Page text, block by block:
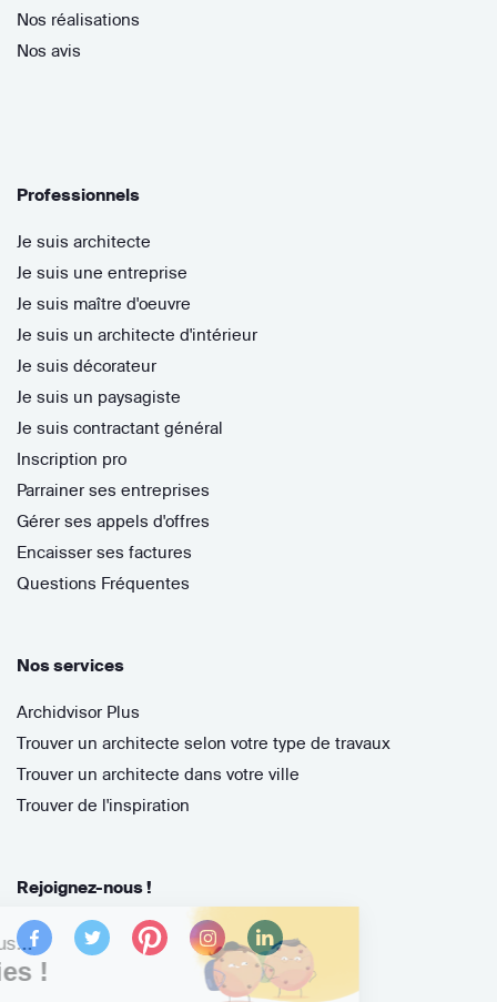
Salut c'est nous...
les Cookies !
Nos réalisations
Nos avis
Professionnels
Je suis architecte
Je suis une entreprise
Je suis maître d'oeuvre
Je suis un architecte d'intérieur
Je suis décorateur
Je suis un paysagiste
Je suis contractant général
Inscription pro
Parrainer ses entreprises
Gérer ses appels d'offres
Encaisser ses factures
Questions Fréquentes
Nos services
Archidvisor Plus
Trouver un architecte selon votre type de travaux
Trouver un architecte dans votre ville
Trouver de l'inspiration
Rejoignez-nous !